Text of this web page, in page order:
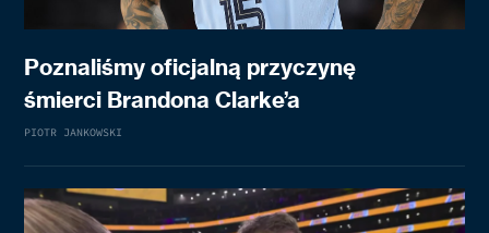
Poznaliśmy oficjalną przyczynę
śmierci Brandona Clarke’a
PIOTR JANKOWSKI